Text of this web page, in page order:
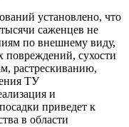
установлено, что
саженцев не
по внешнему виду,
повреждений, сухости
растрескиванию,
ТУ
и
приведет к
в области